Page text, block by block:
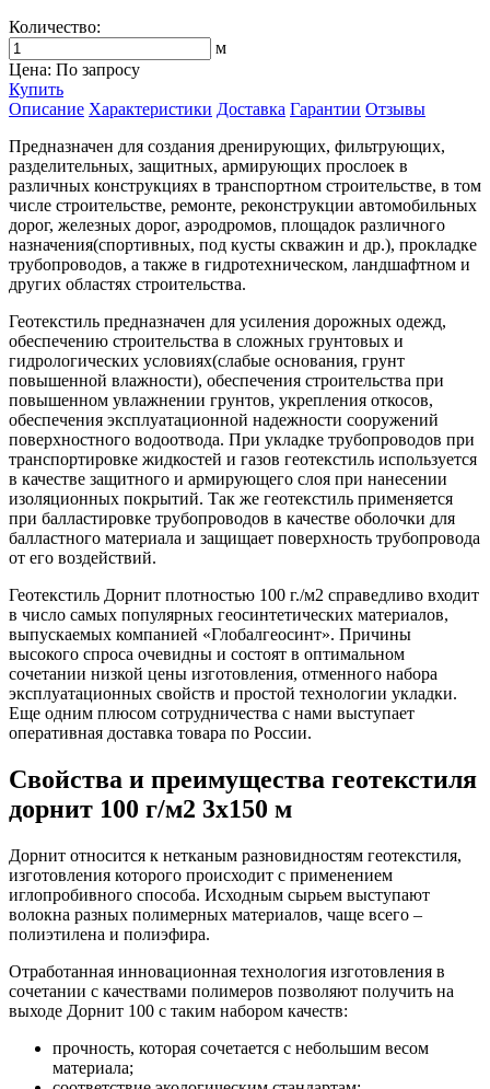
Количество:
м
Цена: По запросу
Купить
Описание Характеристики Доставка Гарантии Отзывы
Предназначен для создания дренирующих, фильтрующих,
разделительных, защитных, армирующих прослоек в
различных конструкциях в транспортном строительстве, в том
числе строительстве, ремонте, реконструкции автомобильных
дорог, железных дорог, аэродромов, площадок различного
назначения(спортивных, под кусты скважин и др.), прокладке
трубопроводов, а также в гидротехническом, ландшафтном и
других областях строительства.
Геотекстиль предназначен для усиления дорожных одежд,
обеспечению строительства в сложных грунтовых и
гидрологических условиях(слабые основания, грунт
повышенной влажности), обеспечения строительства при
повышенном увлажнении грунтов, укрепления откосов,
обеспечения эксплуатационной надежности сооружений
поверхностного водоотвода. При укладке трубопроводов при
транспортировке жидкостей и газов геотекстиль используется
в качестве защитного и армирующего слоя при нанесении
изоляционных покрытий. Так же геотекстиль применяется
при балластировке трубопроводов в качестве оболочки для
балластного материала и защищает поверхность трубопровода
от его воздействий.
Геотекстиль Дорнит плотностью 100 г./м2 справедливо входит
в число самых популярных геосинтетических материалов,
выпускаемых компанией «Глобалгеосинт». Причины
высокого спроса очевидны и состоят в оптимальном
сочетании низкой цены изготовления, отменного набора
эксплуатационных свойств и простой технологии укладки.
Еще одним плюсом сотрудничества с нами выступает
оперативная доставка товара по России.
Свойства и преимущества геотекстиля
дорнит 100 г/м2 3x150 м
Дорнит относится к нетканым разновидностям геотекстиля,
изготовления которого происходит с применением
иглопробивного способа. Исходным сырьем выступают
волокна разных полимерных материалов, чаще всего –
полиэтилена и полиэфира.
Отработанная инновационная технология изготовления в
сочетании с качествами полимеров позволяют получить на
выходе Дорнит 100 с таким набором качеств:
прочность, которая сочетается с небольшим весом
материала;